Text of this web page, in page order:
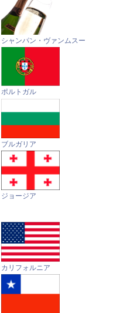
シャンパン・ヴァンムスー
ポルトガル
ブルガリア
ジョージア
カリフォルニア